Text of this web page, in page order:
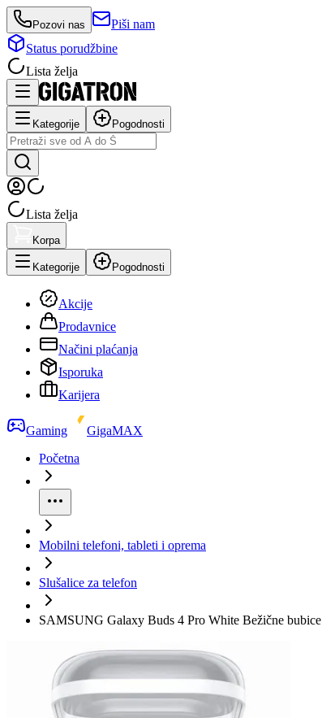
Pozovi nas
Piši nam
Status porudžbine
Lista želja
Kategorije Pogodnosti
Lista želja
Korpa
Kategorije Pogodnosti
Akcije
Prodavnice
Načini plaćanja
Isporuka
Karijera
Gaming
GigaMAX
Početna
Mobilni telefoni, tableti i oprema
Slušalice za telefon
SAMSUNG Galaxy Buds 4 Pro White Bežične bubice